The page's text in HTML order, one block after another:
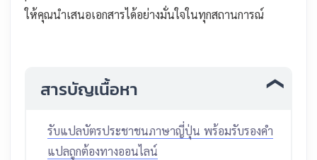
ให้คุณนำเสนอเอกสารได้อย่างมั่นใจในทุกสถานการณ์
สารบัญเนื้อหา
รับแปลบัตรประชาชนภาษาญี่ปุ่น พร้อมรับรองคำ
แปลถูกต้องทางออนไลน์